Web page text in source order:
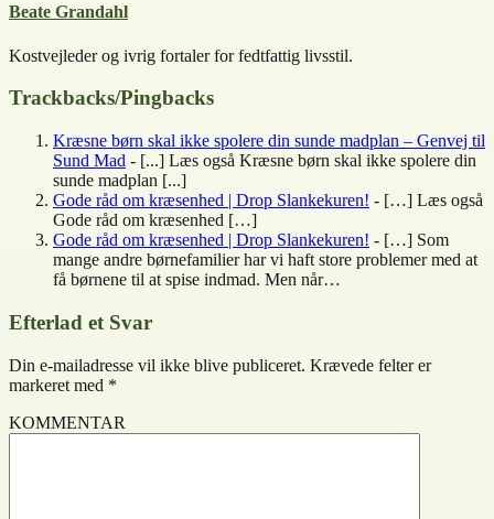
Beate Grandahl
Kostvejleder og ivrig fortaler for fedtfattig livsstil.
Trackbacks/Pingbacks
Kræsne børn skal ikke spolere din sunde madplan – Genvej til
Sund Mad - [...] Læs også Kræsne børn skal ikke spolere din
sunde madplan [...]
Gode råd om kræsenhed | Drop Slankekuren! - […] Læs også
Gode råd om kræsenhed […]
Gode råd om kræsenhed | Drop Slankekuren! - […] Som
mange andre børnefamilier har vi haft store problemer med at
få børnene til at spise indmad. Men når…
Efterlad et Svar
Din e-mailadresse vil ikke blive publiceret. Krævede felter er
markeret med *
KOMMENTAR